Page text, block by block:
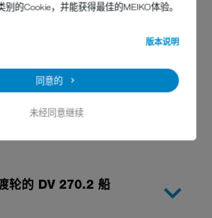
别的Cookie，并能获得最佳的MEIKO体验。
版本说明
同意的
未经同意继续
轮的 DV 270.2 船